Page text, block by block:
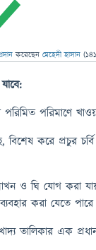
করেছেন মেহেদী হাসান (
পরিমাণে
করে প্রচুর
ও ঘি যোগ করা
করা যেতে
তালিকার এক